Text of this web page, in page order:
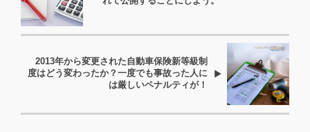
2013年から変更された自動車保険新等級制
度はどう変わったか？一度でも事故った人に
は厳しいペナルティが！